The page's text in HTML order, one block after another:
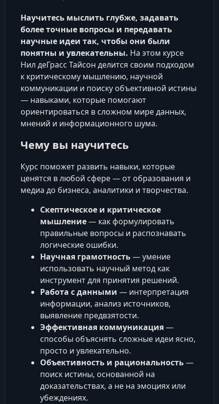
Научитесь мыслить глубже, задавать
более точные вопросы и передавать
научные идеи так, чтобы они были
понятны и увлекательны. На этом курсе
Нил деГрасс Тайсон делится своим подходом
к критическому мышлению, научной
коммуникации и поиску объективной истины
— навыками, которые помогают
ориентироваться в сложном мире данных,
мнений и информационного шума.
Чему вы научитесь
Курс поможет развить навыки, которые
ценятся в любой сфере — от образования и
медиа до бизнеса, аналитики и творчества.
Скептическое и критическое
мышление— как формулировать
правильные вопросы и распознавать
логические ошибки.
Научная грамотность— умение
использовать научный метод как
инструмент для принятия решений.
Работа с данными — интерпретация
информации, анализ источников,
выявление предвзятости.
Эффективная коммуникация—
способы объяснять сложные идеи ясно,
просто и увлекательно.
Объективность и рациональность—
поиск истины, основанной на
доказательствах, а не на эмоциях или
убеждениях.